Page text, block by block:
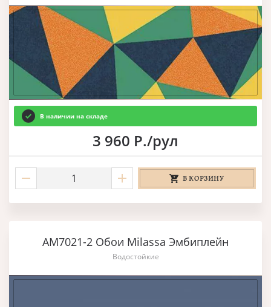
В наличии на складе
3 960 Р./рул
В КОРЗИНУ
AM7021-2 Обои Milassa Эмбиплейн
Водостойкие